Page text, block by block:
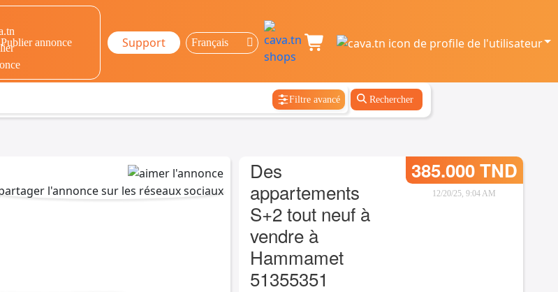
Publier annonce Support
Filtre avancé Rechercher
Des
appartements
S+2 tout neuf à
vendre à
Hammamet
51355351
385.000 TND
12/20/25, 9:04 AM